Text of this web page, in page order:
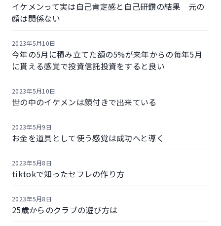
イケメンって実は自己肯定感と自己研鑽の結果 元の
顔は関係ない
今年の5月に積み立てた額の5%が来年からの毎年5月
に貰える感覚で投資信託投資をすると良い
2023年5月10日
世の中のイケメンは顔付きで出来ている
2023年5月10日
お金を道具として使う感覚は成功へと導く
2023年5月9日
tiktokで知ったセフレの作り方
2023年5月8日
25歳からのクラブの遊び方は
2023年5月8日